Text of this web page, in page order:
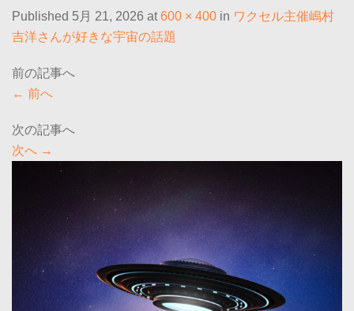
Published 5月 21, 2026 at600 × 400 in ワクセル主催嶋村
吉洋さんが好きな宇宙の話題
← 前へ
次へ →